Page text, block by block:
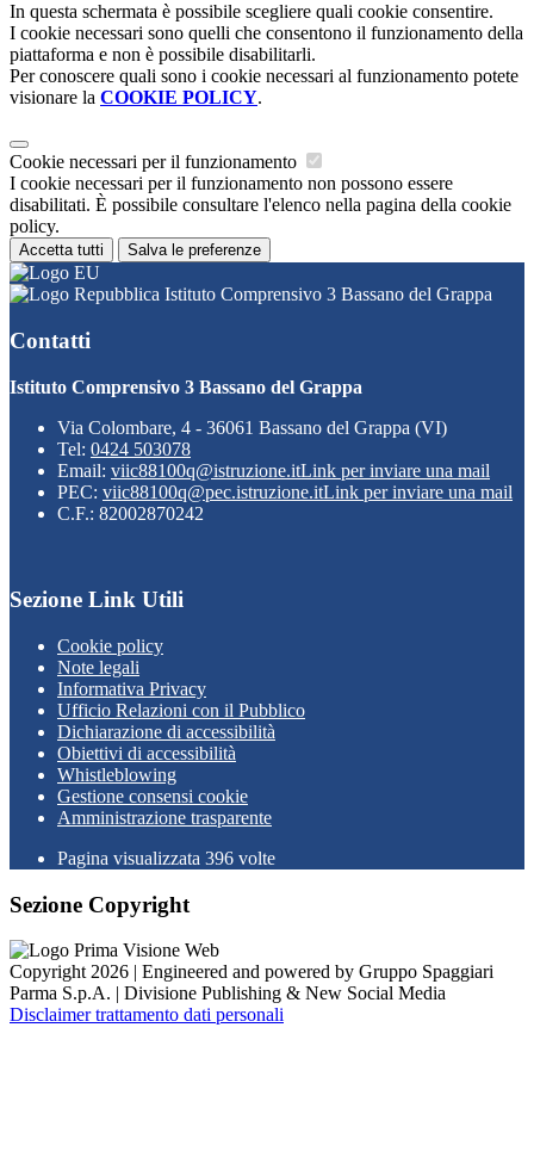
In questa schermata è possibile scegliere quali cookie consentire.
I cookie necessari sono quelli che consentono il funzionamento della
piattaforma e non è possibile disabilitarli.
Per conoscere quali sono i cookie necessari al funzionamento potete
visionare la COOKIE POLICY.
Cookie necessari per il funzionamento
I cookie necessari per il funzionamento non possono essere
disabilitati. È possibile consultare l'elenco nella pagina della cookie
policy.
Accetta tutti Salva le preferenze
Istituto Comprensivo 3 Bassano del Grappa
Contatti
Istituto Comprensivo 3 Bassano del Grappa
Via Colombare, 4 - 36061 Bassano del Grappa (VI)
Tel: 0424 503078
Email: viic88100q@istruzione.itLink per inviare una mail
PEC: viic88100q@pec.istruzione.itLink per inviare una mail
C.F.: 82002870242
Sezione Link Utili
Cookie policy
Note legali
Informativa Privacy
Ufficio Relazioni con il Pubblico
Dichiarazione di accessibilità
Obiettivi di accessibilità
Whistleblowing
Gestione consensi cookie
Amministrazione trasparente
Pagina visualizzata 396 volte
Sezione Copyright
Copyright 2026 | Engineered and powered by Gruppo Spaggiari
Parma S.p.A. | Divisione Publishing & New Social Media
Disclaimer trattamento dati personali